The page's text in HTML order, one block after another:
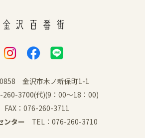
金沢市木ノ新保町1-1
260-3700(代)(9：00～18：00)
FAX：076-260-3711
ンター TEL：076-260-3710